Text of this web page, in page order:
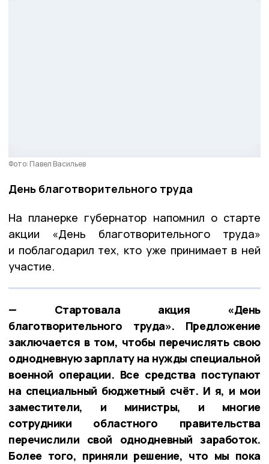
Фото: Павел Васильев
День благотворительного труда
На планерке губернатор напомнил о старте
акции «День благотворительного труда»
и поблагодарил тех, кто уже принимает в ней
участие.
— Стартовала акция «День
благотворительного труда». Предложение
заключается в том, чтобы перечислять свою
однодневную зарплату на нужды специальной
военной операции. Все средства поступают
на специальный бюджетный счёт. И я, и мои
заместители, и министры, и многие
сотрудники областного правительства
перечислили свой однодневный заработок.
Более того, приняли решение, что мы пока